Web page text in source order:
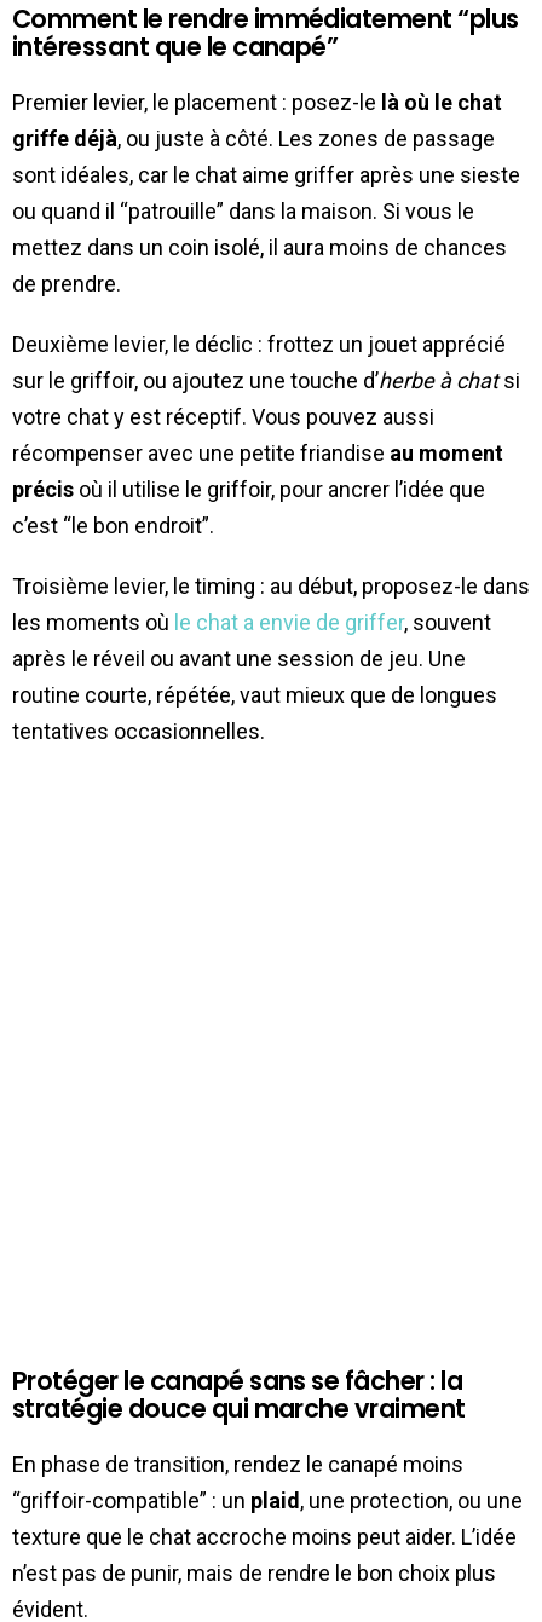
Comment le rendre immédiatement “plus
intéressant que le canapé”
Premier levier, le placement : posez-le là où le chat
griffe déjà, ou juste à côté. Les zones de passage
sont idéales, car le chat aime griffer après une sieste
ou quand il “patrouille” dans la maison. Si vous le
mettez dans un coin isolé, il aura moins de chances
de prendre.
Deuxième levier, le déclic : frottez un jouet apprécié
sur le griffoir, ou ajoutez une touche d’herbe à chatsi
votre chat y est réceptif. Vous pouvez aussi
récompenser avec une petite friandise au moment
précis où il utilise le griffoir, pour ancrer l’idée que
c’est “le bon endroit”.
Troisième levier, le timing : au début, proposez-le dans
les moments où le chat a envie de griffer, souvent
après le réveil ou avant une session de jeu. Une
routine courte, répétée, vaut mieux que de longues
tentatives occasionnelles.
Protéger le canapé sans se fâcher : la
stratégie douce qui marche vraiment
En phase de transition, rendez le canapé moins
“griffoir-compatible” : un plaid, une protection, ou une
texture que le chat accroche moins peut aider. L’idée
n’est pas de punir, mais de rendre le bon choix plus
évident.